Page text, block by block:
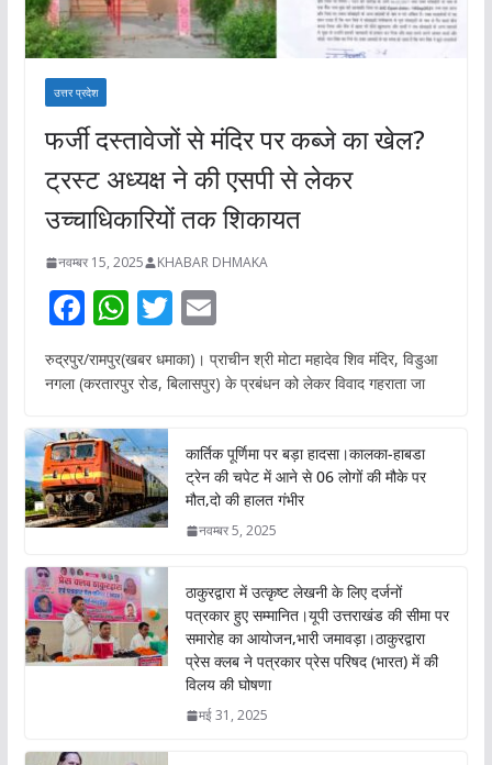
उत्तर प्रदेश
फर्जी दस्तावेजों से मंदिर पर कब्जे का खेल?
ट्रस्ट अध्यक्ष ने की एसपी से लेकर
उच्चाधिकारियों तक शिकायत
नवम्बर 15, 2025 KHABAR DHMAKA
F
ac
e
o
o
k
W
h
at
A
p
p
T
w
itt
E
m
ai
रुद्रपुर/रामपुर(खबर धमाका)। प्राचीन श्री मोटा महादेव शिव मंदिर, विडुआ
नगला (करतारपुर रोड, बिलासपुर) के प्रबंधन को लेकर विवाद गहराता जा
कार्तिक पूर्णिमा पर बड़ा हादसा।कालका-हाबडा
ट्रेन की चपेट में आने से 06 लोगों की मौके पर
मौत,दो की हालत गंभीर
नवम्बर 5, 2025
ठाकुरद्वारा में उत्कृष्ट लेखनी के लिए दर्जनों
पत्रकार हुए सम्मानित।यूपी उत्तराखंड की सीमा पर
समारोह का आयोजन,भारी जमावड़ा।ठाकुरद्वारा
प्रेस क्लब ने पत्रकार प्रेस परिषद (भारत) में की
विलय की घोषणा
मई 31, 2025